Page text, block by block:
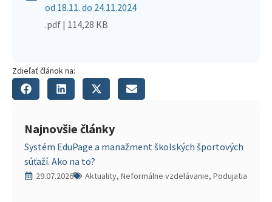
od 18.11. do 24.11.2024
.pdf | 114,28 KB
Zdieľať článok na:
Najnovšie články
Systém EduPage a manažment školských športových
súťaží. Ako na to?
29.07.2026 Aktuality, Neformálne vzdelávanie, Podujatia